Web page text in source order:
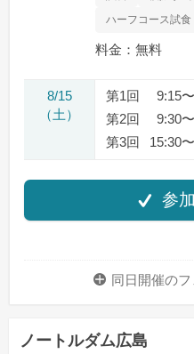
ハーフコース試食
料金：無料
8/15
（土）
第1回 9:15
第2回
9:30
第3回
15:30
参
同日開催の
ノートルダム広島